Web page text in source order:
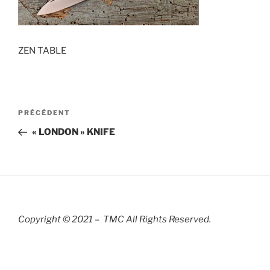
ZEN TABLE
Navigation
l’article
Article
précédent
PRÉCÉDENT
« LONDON » KNIFE
Copyright © 2021 – TMC All Rights Reserved.